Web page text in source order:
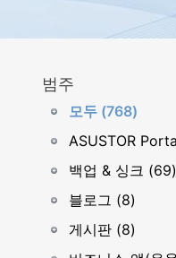
범주
모두 (768)
ASUSTOR
백업 & 싱크 (69)
블로그 (8)
게시판 (8)